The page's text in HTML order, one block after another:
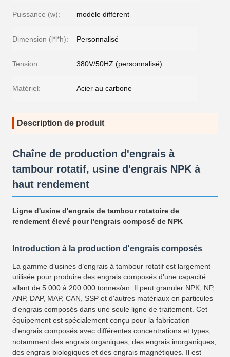
Puissance (w): modèle différent
Dimension (l*l*h): Personnalisé
Tension: 380V/50HZ (personnalisé)
Matériel: Acier au carbone
Description de produit
Chaîne de production d'engrais à
tambour rotatif, usine d'engrais NPK à
haut rendement
Ligne d'usine d'engrais de tambour rotatoire de
rendement élevé pour l'engrais composé de NPK
Introduction à la production d'engrais composés
La gamme d’usines d’engrais à tambour rotatif est largement
utilisée pour produire des engrais composés d’une capacité
allant de 5 000 à 200 000 tonnes/an. Il peut granuler NPK, NP,
ANP, DAP, MAP, CAN, SSP et d'autres matériaux en particules
d'engrais composés dans une seule ligne de traitement. Cet
équipement est spécialement conçu pour la fabrication
d'engrais composés avec différentes concentrations et types,
notamment des engrais organiques, des engrais inorganiques,
des engrais biologiques et des engrais magnétiques. Il est